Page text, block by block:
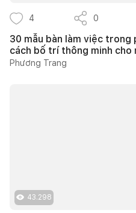
4 0
30 mẫu bàn làm việc trong
cách bố trí thông minh cho
Phương Trang
43.298